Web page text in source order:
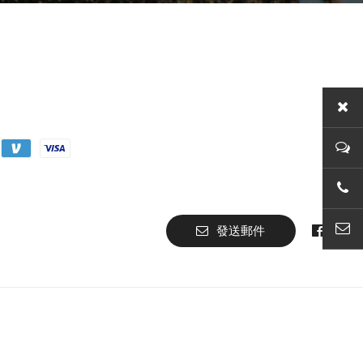
發送郵件
+86-